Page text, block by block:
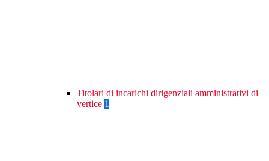
Titolari di incarichi dirigenziali amministrativi di
vertice 1